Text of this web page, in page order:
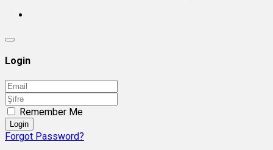
Login
Remember Me
Login
Forgot Password?